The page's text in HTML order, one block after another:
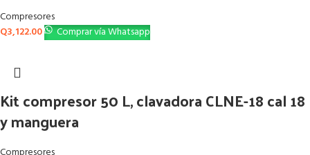
Compresores
Q3,122.00 Comprar vía Whatsapp
Kit compresor 50 L, clavadora CLNE-18 cal 18
y manguera